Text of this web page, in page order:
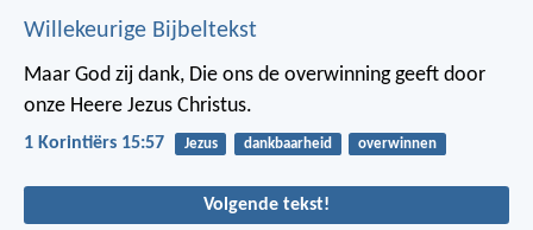
Willekeurige Bijbeltekst
Maar God zij dank, Die ons de overwinning geeft door
onze Heere Jezus Christus.
1 Korintiërs 15:57 Jezus dankbaarheid overwinnen
Volgende tekst!